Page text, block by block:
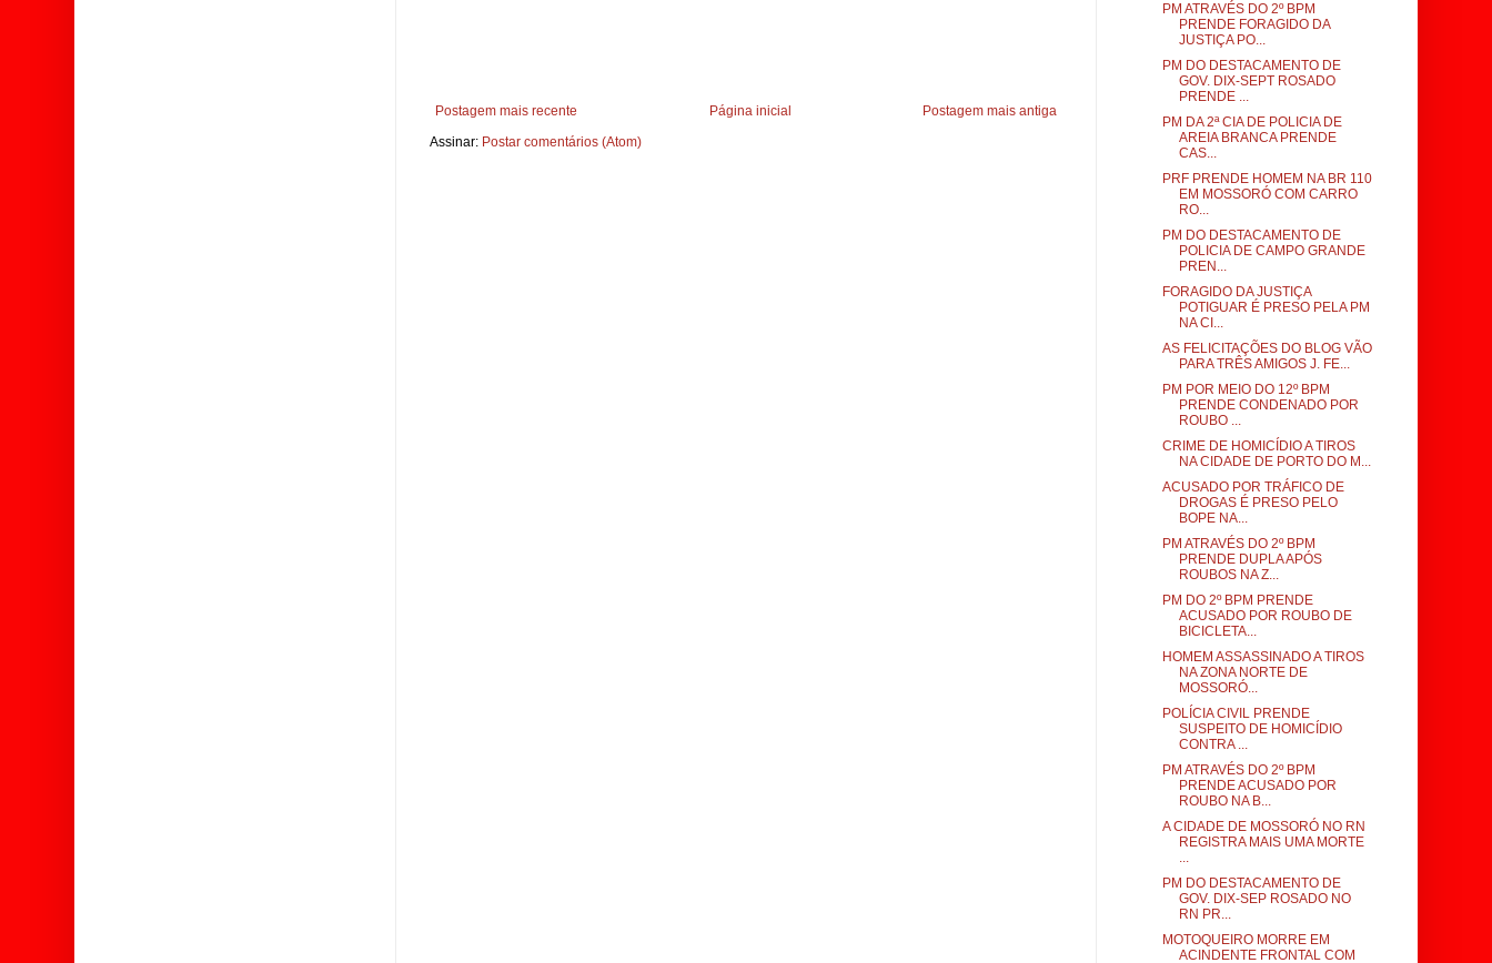
Postagem mais recente Postagem mais antiga
Página inicial
Assinar: Postar comentários (Atom)
PM ATRAVÉS DO 2º BPM
PRENDE FORAGIDO DA
JUSTIÇA PO...
PM DO DESTACAMENTO DE
GOV. DIX-SEPT ROSADO
PRENDE ...
PM DA 2ª CIA DE POLICIA DE
AREIA BRANCA PRENDE
CAS...
PRF PRENDE HOMEM NA BR 110
EM MOSSORÓ COM CARRO
RO...
PM DO DESTACAMENTO DE
POLICIA DE CAMPO GRANDE
PREN...
FORAGIDO DA JUSTIÇA
POTIGUAR É PRESO PELA PM
NA CI...
AS FELICITAÇÕES DO BLOG VÃO
PARA TRÊS AMIGOS J. FE...
PM POR MEIO DO 12º BPM
PRENDE CONDENADO POR
ROUBO ...
CRIME DE HOMICÍDIO A TIROS
NA CIDADE DE PORTO DO M...
ACUSADO POR TRÁFICO DE
DROGAS É PRESO PELO
BOPE NA...
PM ATRAVÉS DO 2º BPM
PRENDE DUPLA APÓS
ROUBOS NA Z...
PM DO 2º BPM PRENDE
ACUSADO POR ROUBO DE
BICICLETA...
HOMEM ASSASSINADO A TIROS
NA ZONA NORTE DE
MOSSORÓ...
POLÍCIA CIVIL PRENDE
SUSPEITO DE HOMICÍDIO
CONTRA ...
PM ATRAVÉS DO 2º BPM
PRENDE ACUSADO POR
ROUBO NA B...
A CIDADE DE MOSSORÓ NO RN
REGISTRA MAIS UMA MORTE
...
PM DO DESTACAMENTO DE
GOV. DIX-SEP ROSADO NO
RN PR...
MOTOQUEIRO MORRE EM
ACINDENTE FRONTAL COM